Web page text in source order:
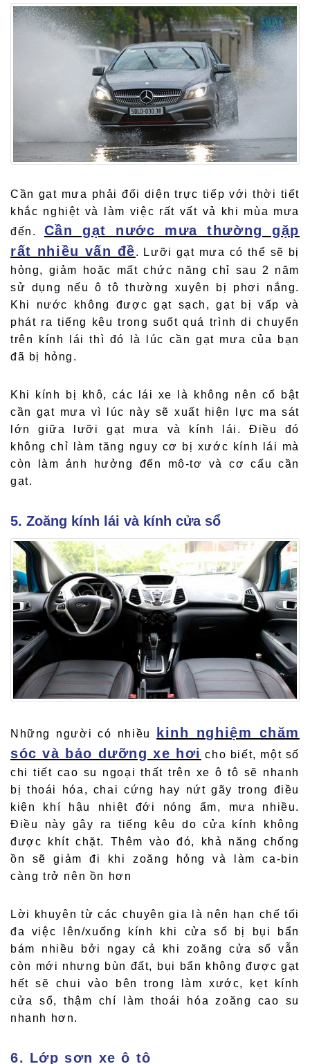
Cần gạt mưa phải đối diện trực tiếp với thời tiết
khắc nghiệt và làm việc rất vất vả khi mùa mưa
đến. Cần gạt nước mưa thường gặp
rất nhiều vấn đề. Lưỡi gạt mưa có thể sẽ bị
hỏng, giảm hoặc mất chức năng chỉ sau 2 năm
sử dụng nếu ô tô thường xuyên bị phơi nắng.
Khi nước không được gạt sạch, gạt bị vấp và
phát ra tiếng kêu trong suốt quá trình di chuyển
trên kính lái thì đó là lúc cần gạt mưa của bạn
đã bị hỏng.
Khi kính bị khô, các lái xe là không nên cố bật
cần gạt mưa vì lúc này sẽ xuất hiện lực ma sát
lớn giữa lưỡi gạt mưa và kính lái. Điều đó
không chỉ làm tăng nguy cơ bị xước kính lái mà
còn làm ảnh hưởng đến mô-tơ và cơ cấu cần
gạt.
5. Zoăng kính lái và kính cửa sổ
Những người có nhiều
kinh nghiệm chăm
sóc và bảo dưỡng xe hơi cho biết, một số
chi tiết cao su ngoại thất trên xe ô tô sẽ nhanh
bị thoái hóa, chai cứng hay nứt gãy trong điều
kiện khí hậu nhiệt đới nóng ẩm, mưa nhiều.
Điều này gây ra tiếng kêu do cửa kính không
được khít chặt. Thêm vào đó, khả năng chống
ồn sẽ giảm đi khi zoăng hỏng và làm ca-bin
càng trở nên ồn hơn
Lời khuyên từ các chuyên gia là nên hạn chế tối
đa việc lên/xuống kính khi cửa sổ bị bụi bẩn
bám nhiều bởi ngay cả khi zoăng cửa sổ vẫn
còn mới nhưng bùn đất, bụi bẩn không được gạt
hết sẽ chui vào bên trong làm xước, kẹt kính
cửa sổ, thậm chí làm thoái hóa zoăng cao su
nhanh hơn.
6. Lớp sơn xe ô tô